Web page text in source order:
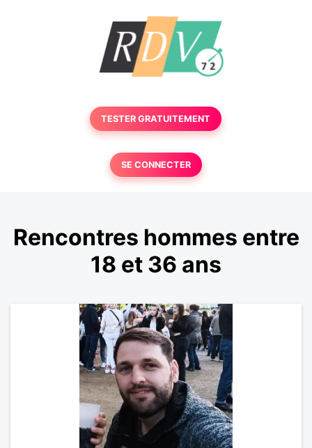
TESTER GRATUITEMENT
SE CONNECTER
Rencontres hommes entre
18 et 36 ans